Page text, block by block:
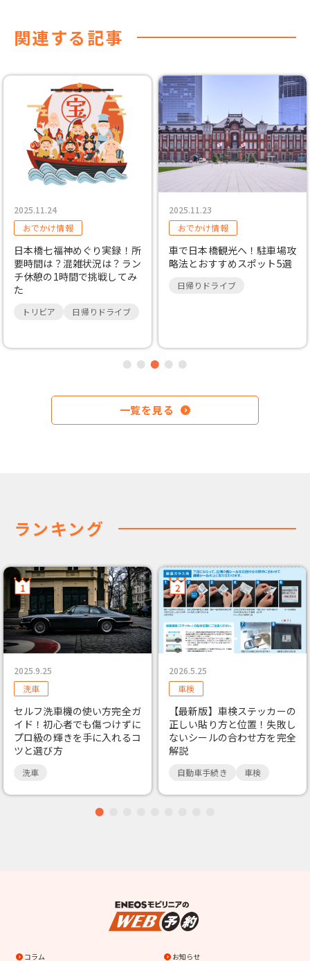
関連する記事
2025.11.24
おでかけ情報
日本橋七福神めぐり実録！所
要時間は？混雑状況は？ラン
チ休憩の1時間で挑戦してみ
た
トリビア 日帰りドライブ
2025.11.23
おでかけ情報
車で日本橋観光へ！駐車場攻
略法とおすすめスポット5選
日帰りドライブ
一覧を見る
ランキング
2025.9.25
洗車
セルフ洗車機の使い方完全ガ
イド！初心者でも傷つけずに
プロ級の輝きを手に入れるコ
ツと選び方
洗車
2026.5.25
車検
【最新版】車検ステッカーの
正しい貼り方と位置！失敗し
ないシールの合わせ方を完全
解説
自動車手続き 車検
コラム お知らせ